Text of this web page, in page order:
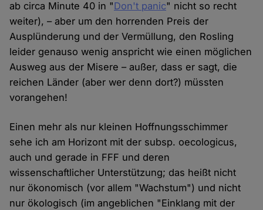
ab circa Minute 40 in "Don't panic" nicht so recht
weiter), – aber um den horrenden Preis der
Ausplünderung und der Vermüllung, den Rosling
leider genauso wenig anspricht wie einen möglichen
Ausweg aus der Misere – außer, dass er sagt, die
reichen Länder (aber wer denn dort?) müssten
vorangehen!
Einen mehr als nur kleinen Hoffnungsschimmer
sehe ich am Horizont mit der subsp. oecologicus,
auch und gerade in FFF und deren
wissenschaftlicher Unterstützung; das heißt nicht
nur ökonomisch (vor allem "Wachstum") und nicht
nur ökologisch (im angeblichen "Einklang mit der